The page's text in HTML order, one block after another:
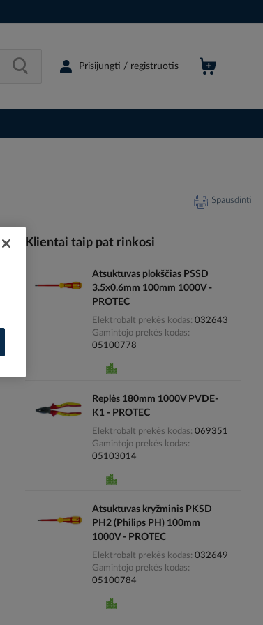
Prisijungti / registruotis
Spausdinti
Klientai taip pat rinkosi
Atsuktuvas plokščias PSSD
3.5x0.6mm 100mm 1000V -
PROTEC
Elektrobalt prekės kodas 032643
Gamintojo prekės kodas
05100778
Replės 180mm 1000V PVDE-
K1 - PROTEC
Elektrobalt prekės kodas 069351
Gamintojo prekės kodas
05103014
Atsuktuvas kryžminis PKSD
PH2 (Philips PH) 100mm
1000V - PROTEC
Elektrobalt prekės kodas 032649
Gamintojo prekės kodas
05100784